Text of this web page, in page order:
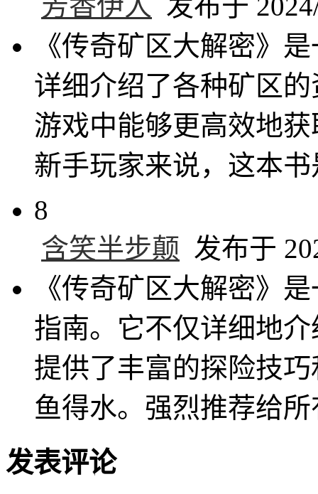
《传奇矿区大解密》
详细介绍了各种矿区
游戏中能够更高效地
新手玩家来说，这本
8
含笑半步颠 发布于
《传奇矿区大解密》
指南。它不仅详细地
提供了丰富的探险技
鱼得水。强烈推荐给
发表评论